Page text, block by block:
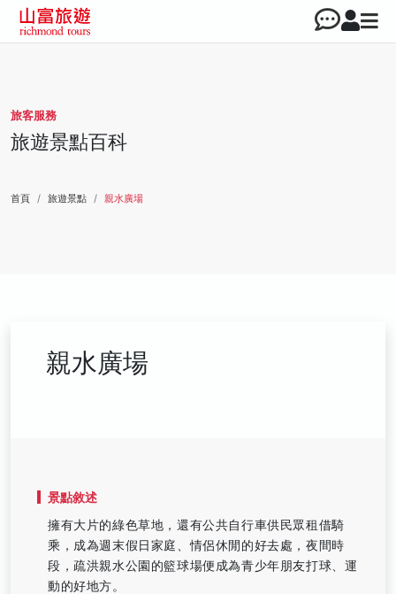
旅客服務
旅遊景點百科
首頁 旅遊景點 親水廣場
親水廣場
景點敘述
擁有大片的綠色草地，還有公共自行車供民眾租借騎
乘，成為週末假日家庭、情侶休閒的好去處，夜間時
段，疏洪親水公園的籃球場便成為青少年朋友打球、運
動的好地方。